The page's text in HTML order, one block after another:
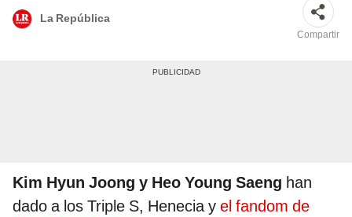
La República
Compartir
Kim Hyun Joong y Heo Young Saeng han
dado a los Triple S, Henecia y el fandom de